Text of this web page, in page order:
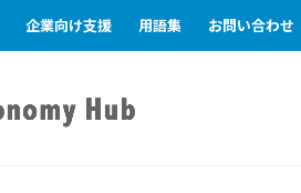
企業向け支援 用語集 お問い合わせ